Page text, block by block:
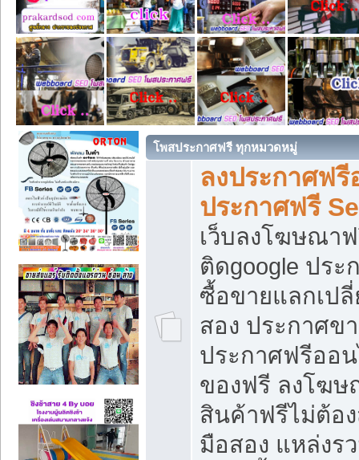
โพสประกาศฟรี ทุกหมวดหมู่
ลงประกาศฟ
ประกาศฟรี
เว็บลงโฆษณา
ติดgoogle ปร
ซื้อขายแลกเป
สอง ประกาศข
ประกาศฟรีออ
ของฟรี ลงโฆ
สินค้าฟรีไม่ต้อ
มือสอง แหล่งร